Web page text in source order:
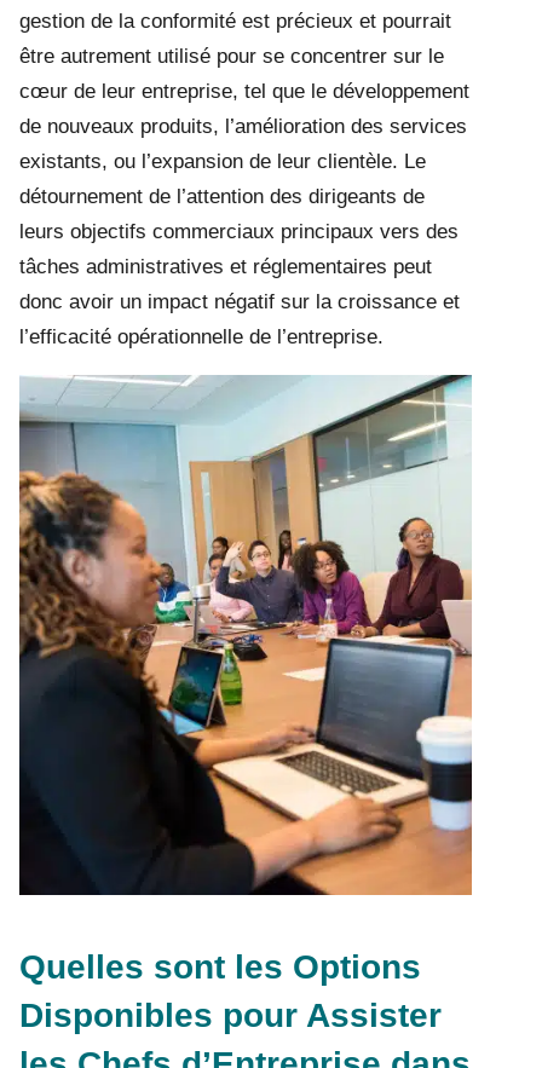
gestion de la conformité est précieux et pourrait
être autrement utilisé pour se concentrer sur le
cœur de leur entreprise, tel que le développement
de nouveaux produits, l’amélioration des services
existants, ou l’expansion de leur clientèle. Le
détournement de l’attention des dirigeants de
leurs objectifs commerciaux principaux vers des
tâches administratives et réglementaires peut
donc avoir un impact négatif sur la croissance et
l’efficacité opérationnelle de l’entreprise.
Quelles sont les Options
Disponibles pour Assister